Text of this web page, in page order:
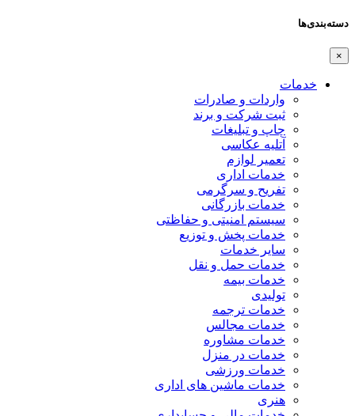
دسته‌بندی‌ها
×
خدمات
واردات و صادرات
ثبت شرکت و برند
چاپ و تبلیغات
آتلیه عکاسی
تعمیر لوازم
خدمات اداری
تفریح و سرگرمی
خدمات بازرگانی
سیستم امنیتی و حفاظتی
خدمات پخش و توزیع
سایر خدمات
خدمات حمل و نقل
خدمات بیمه
تولیدی
خدمات ترجمه
خدمات مجالس
خدمات مشاوره
خدمات در منزل
خدمات ورزشی
خدمات ماشین های اداری
هنری